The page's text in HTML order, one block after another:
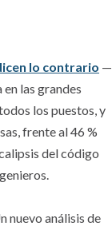
lo contrario —
las grandes
los puestos, y
frente al 46 %
del código
nuevo análisis de